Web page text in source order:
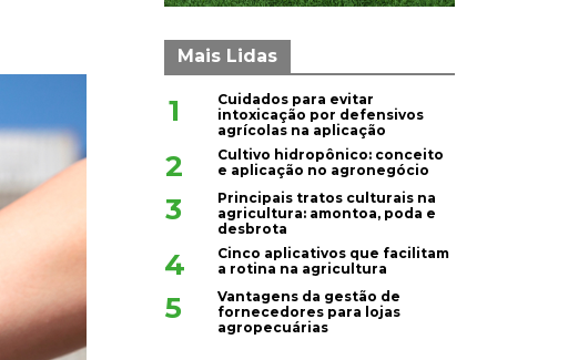
Mais Lidas
1
Cuidados para evitar
intoxicação por defensivos
agrícolas na aplicação
2
Cultivo hidropônico: conceito
e aplicação no agronegócio
3
Principais tratos culturais na
agricultura: amontoa, poda e
desbrota
4
Cinco aplicativos que facilitam
a rotina na agricultura
5
Vantagens da gestão de
fornecedores para lojas
agropecuárias